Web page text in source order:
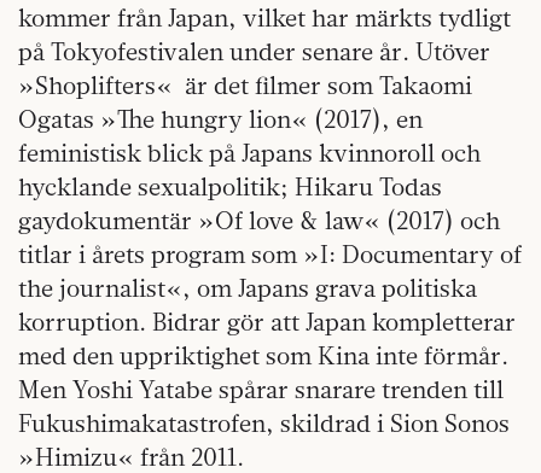
kommer från Japan, vilket har märkts tydligt
på Tokyofestivalen under senare år. Utöver
»Shoplifters« är det filmer som Takaomi
Ogatas »The hungry lion« (2017), en
feministisk blick på Japans kvinnoroll och
hycklande sexualpolitik; Hikaru Todas
gaydokumentär »Of love & law« (2017) och
titlar i årets program som »I: Documentary of
the journalist«, om Japans grava politiska
korruption. Bidrar gör att Japan kompletterar
med den uppriktighet som Kina inte förmår.
Men Yoshi Yatabe spårar snarare trenden till
Fukushimakatastrofen, skildrad i Sion Sonos
»Himizu« från 2011.